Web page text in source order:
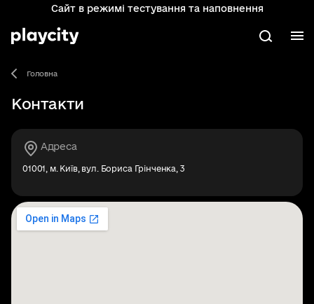
основного
Сайт в режимі тестування та наповнення
Пошук
Головна
Контакти
Адреса
01001, м. Київ, вул. Бориса Грінченка, 3